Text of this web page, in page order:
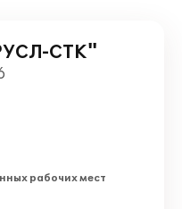
СТК"
рабочих мест